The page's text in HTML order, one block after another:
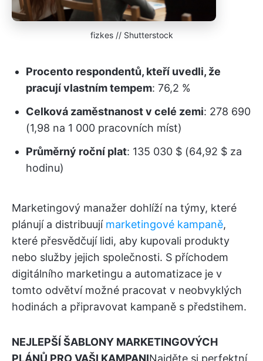
fizkes // Shutterstock
Procento respondentů, kteří uvedli, že
pracují vlastním tempem: 76,2 %
Celková zaměstnanost v celé zemi: 278 690
(1,98 na 1 000 pracovních míst)
Průměrný roční plat: 135 030 $ (64,92 $ za
hodinu)
Marketingový manažer dohlíží na týmy, které
plánují a distribuují marketingové kampaně,
které přesvědčují lidi, aby kupovali produkty
nebo služby jejich společnosti. S příchodem
digitálního marketingu a automatizace je v
tomto odvětví možné pracovat v neobvyklých
hodinách a připravovat kampaně s předstihem.
NEJLEPŠÍ ŠABLONY MARKETINGOVÝCH
PLÁNŮ PRO VAŠI KAMPANINajděte si perfektní